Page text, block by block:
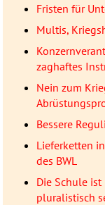
Fristen für
Multis,
zaghaftes
Nein zum
Bessere
Lieferketten
des BWL
Die Schule
pluralistisch